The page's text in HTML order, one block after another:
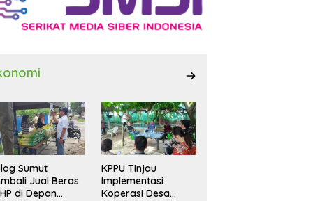
Sumut
Jual Beras
di Depan
KPPU Tinjau
Implementasi
Koperasi Desa